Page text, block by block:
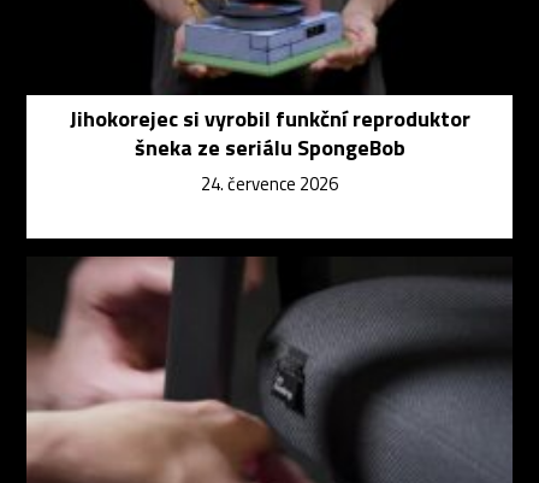
Jihokorejec si vyrobil funkční reproduktor
šneka ze seriálu SpongeBob
24. července 2026